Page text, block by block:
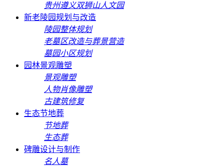
贵州遵义双狮山人文园
新老陵园规划与改造
陵园整体规划
老墓区改造与葬景营造
墓园小区规划
园林景观雕塑
景观雕塑
人物肖像雕塑
古建筑修复
生态节地葬
节地葬
生态葬
碑雕设计与制作
名人墓